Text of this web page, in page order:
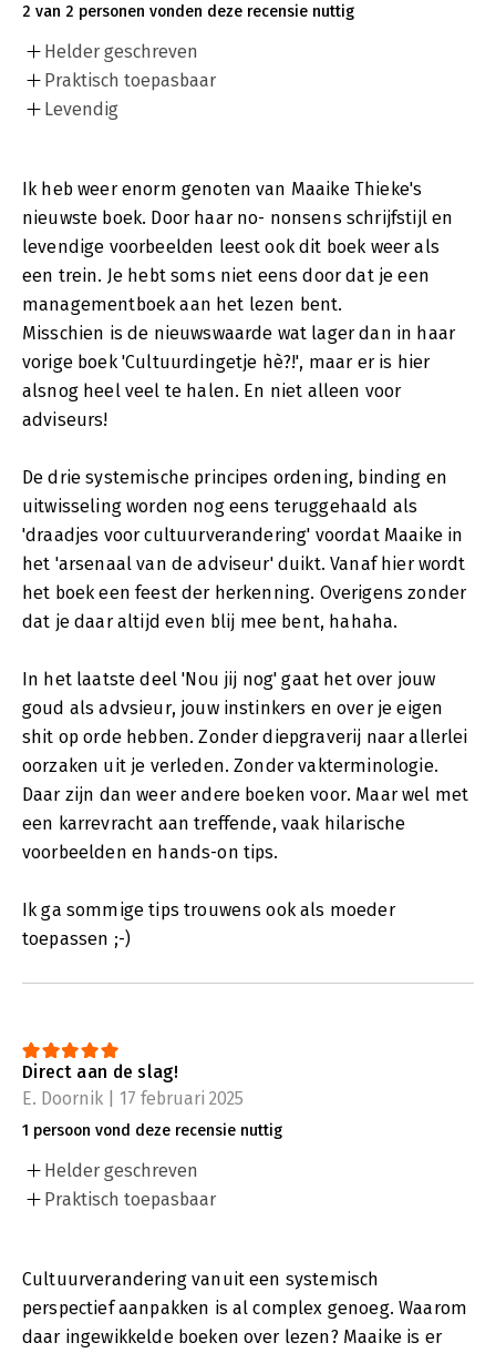
2 van 2 personen vonden deze recensie nuttig
Helder geschreven
Praktisch toepasbaar
Levendig
Ik heb weer enorm genoten van Maaike Thieke's
nieuwste boek. Door haar no- nonsens schrijfstijl en
levendige voorbeelden leest ook dit boek weer als
een trein. Je hebt soms niet eens door dat je een
managementboek aan het lezen bent.
Misschien is de nieuwswaarde wat lager dan in haar
vorige boek 'Cultuurdingetje hè?!', maar er is hier
alsnog heel veel te halen. En niet alleen voor
adviseurs!
De drie systemische principes ordening, binding en
uitwisseling worden nog eens teruggehaald als
'draadjes voor cultuurverandering' voordat Maaike in
het 'arsenaal van de adviseur' duikt. Vanaf hier wordt
het boek een feest der herkenning. Overigens zonder
dat je daar altijd even blij mee bent, hahaha.
In het laatste deel 'Nou jij nog' gaat het over jouw
goud als advsieur, jouw instinkers en over je eigen
shit op orde hebben. Zonder diepgraverij naar allerlei
oorzaken uit je verleden. Zonder vakterminologie.
Daar zijn dan weer andere boeken voor. Maar wel met
een karrevracht aan treffende, vaak hilarische
voorbeelden en hands-on tips.
Ik ga sommige tips trouwens ook als moeder
toepassen ;-)
Direct aan de slag!
E. Doornik | 17 februari 2025
1 persoon vond deze recensie nuttig
Helder geschreven
Praktisch toepasbaar
Cultuurverandering vanuit een systemisch
perspectief aanpakken is al complex genoeg. Waarom
daar ingewikkelde boeken over lezen? Maaike is er